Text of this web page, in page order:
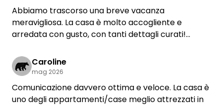
Abbiamo trascorso una breve vacanza
meravigliosa. La casa è molto accogliente e
arredata con gusto, con tanti dettagli curati!
Caroline
mag 2026
Comunicazione davvero ottima e veloce. La casa è
uno degli appartamenti/case meglio attrezzati in